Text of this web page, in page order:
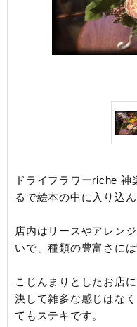
ドライフラワーriche 神
るで絵本の中に入り込
店内はリースやアレン
いで、種類の豊富さに
こじんまりとしたお店
決して雑多な感じはな
てもステキです。